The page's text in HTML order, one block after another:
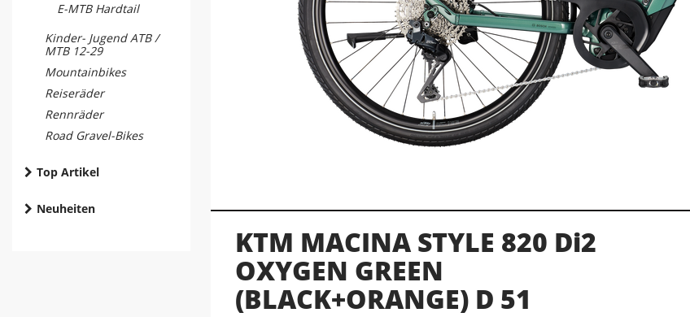
E-MTB Hardtail
Kinder- Jugend ATB /
MTB 12-29
Mountainbikes
Reiseräder
Rennräder
Road Gravel-Bikes
Top Artikel
Neuheiten
KTM MACINA STYLE 820 Di2
OXYGEN GREEN
(BLACK+ORANGE) D 51